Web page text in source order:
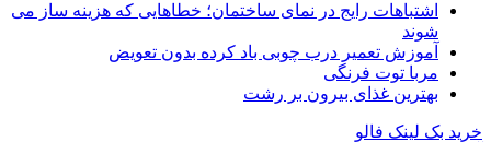
اشتباهات رایج در نمای ساختمان؛ خطاهایی که هزینه ساز می
شوند
آموزش تعمیر درب چوبی باد کرده بدون تعویض
مربا توت فرنگی
بهترین غذای بیرون بر رشت
خرید بک لینک فالو